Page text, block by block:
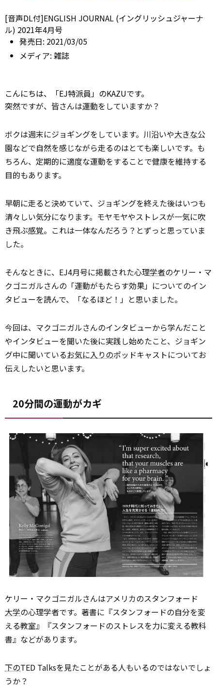
[音声DL付]ENGLISH JOURNAL (イングリッシュジャーナ
ル) 2021年4月号
発売日: 2021/03/05
メディア: 雑誌
こんにちは、「EJ特派員」のKAZUです。
突然ですが、皆さんは運動をしていますか？
ボクは週末にジョギングをしています。川沿いや大きな公
園などで自然を感じながら走るのはとても楽しいです。も
ちろん、定期的に適度な運動をすることで健康を維持する
目的もあります。
早朝に走ると決めていて、ジョギングを終えた後はいつも
清々しい気分になります。モヤモヤやストレスが一気に吹
き飛ぶ感覚。これは一体なんだろう？とずっと思っていま
した。
そんなときに、EJ4月号に掲載された心理学者のケリー・マ
クゴニガルさんの「運動がもたらす効果」についてのイン
タビューを読んで、「なるほど！」と思いました。
今回は、マクゴニガルさんのインタビューから学んだこと
やインタビューを聞いた後に実践し始めたこと、ジョギン
グ中に聞いているお気に入りのポッドキャストについてお
伝えしたいと思います。
20分間の運動がカギ
ケリー・マクゴニガルさんはアメリカのスタンフォード
大学の心理学者です。著書に『スタンフォードの自分を変
える教室』『スタンフォードのストレスを力に変える教科
書』などがあります。
下のTED Talksを見たことがある人もいるのではないでしょ
うか？